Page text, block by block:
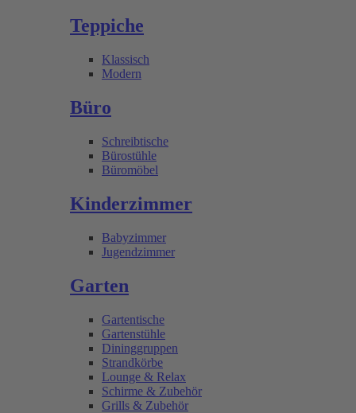
Teppiche
Klassisch
Modern
Büro
Schreibtische
Bürostühle
Büromöbel
Kinderzimmer
Babyzimmer
Jugendzimmer
Garten
Gartentische
Gartenstühle
Dininggruppen
Strandkörbe
Lounge & Relax
Schirme & Zubehör
Grills & Zubehör